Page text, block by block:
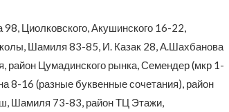
Циолковского, Акушинского 16-22,
Шамиля 83-85, И. Казак 28, А.Шахбанова
район Цумадинского рынка, Семендер (мкр 1-
8-16 (разные буквенные сочетания), район
Шамиля 73-83, район ТЦ Этажи,